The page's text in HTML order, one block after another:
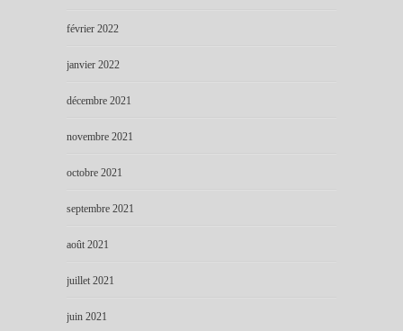
février 2022
janvier 2022
décembre 2021
novembre 2021
octobre 2021
septembre 2021
août 2021
juillet 2021
juin 2021